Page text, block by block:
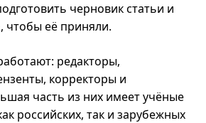
черновик статьи и
чтобы её приняли.
редакторы,
корректоры и
часть из них имеет учёные
российских, так и зарубежных